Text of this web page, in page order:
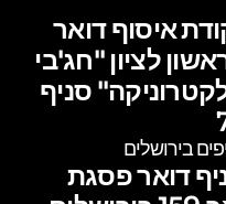
איסוף דואר
לציון "חג'בי
סניף
בירושלים
דואר פסגת